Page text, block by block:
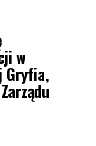
w
Gryfia,